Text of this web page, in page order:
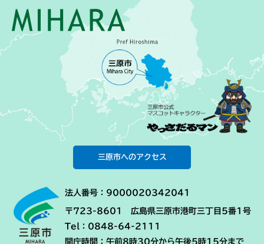
三原市へのアクセス
法人番号：9000020342041
〒723-8601 広島県三原市港町三丁目5番1号
Tel：0848-64-2111
開庁時間：午前8時30分から午後5時15分まで